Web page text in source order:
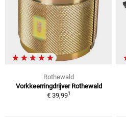
Rothewald
Vorkkeerringdrijver Rothewald
€ 39,991